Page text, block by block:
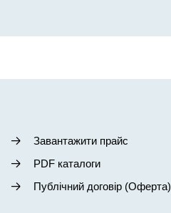
Завантажити прайс
PDF каталоги
Публічний договір (Оферта)